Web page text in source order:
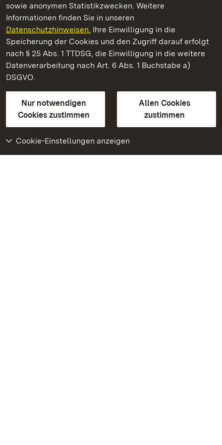
sowie anonymen Statistikzwecken. Weitere
Informationen finden Sie in unseren
Datenschutzhinweisen. Ihre Einwilligung in die
Speicherung der Cookies und den Zugriff darauf erfolgt
nach § 25 Abs. 1 TTDSG, die Einwilligung in die weitere
Datenverarbeitung nach Art. 6 Abs. 1 Buchstabe a)
DSGVO.
Nur notwendigen
Cookies zustimmen
Allen Cookies
zustimmen
Cookie-Einstellungen anzeigen
Staatliche Schlösser und Gärten Baden‑Württemberg
Staatliche Schlösser und Gärten Baden-Württemberg
Kontakt
GebärdenspracheLeichte Sprache
Erklärung zur Barrierefreiheit
BITV-konform (geprüfte Seiten)
Weiteres